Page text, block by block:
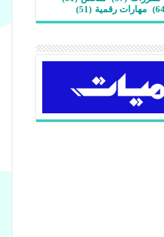
مهارات رقمية (51)